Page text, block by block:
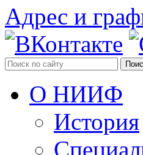
Адрес и
О НИИФ
История